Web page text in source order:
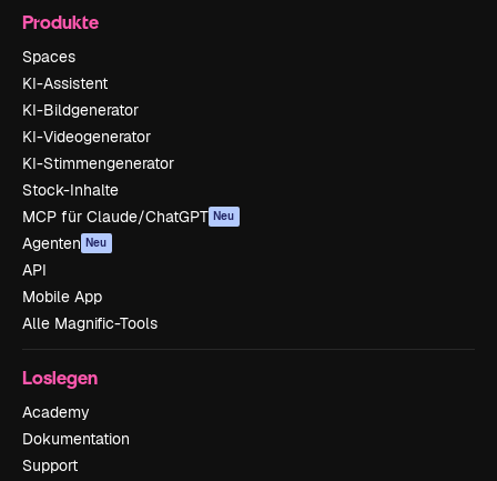
Produkte
Spaces
KI-Assistent
KI-Bildgenerator
KI-Videogenerator
KI-Stimmengenerator
Stock-Inhalte
MCP für Claude/ChatGPT Neu
Agenten Neu
API
Mobile App
Alle Magnific-Tools
Loslegen
Academy
Dokumentation
Support